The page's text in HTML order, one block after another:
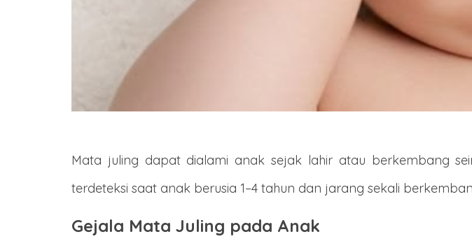
Mata juling dapat dialami anak sejak lahir atau berkembang
terdeteksi saat anak berusia 1–4 tahun dan jarang sekali
Gejala Mata Juling pada Anak